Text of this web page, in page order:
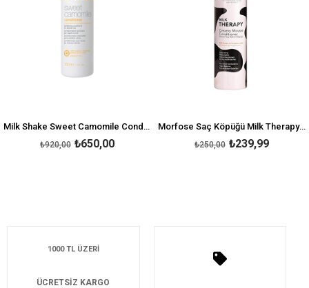
Milk Shake Sweet Camomile Conditioner 300 ML
₺650,00
₺920,00
Morfose Saç Köpüğü Milk Therapy 200 ml
₺239,99
₺250,00
1000 TL ÜZERİ
ÜCRETSİZ KARGO